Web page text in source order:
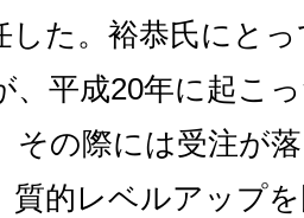
した。裕恭氏にと
、平成20年に起こ
その際には受注が
質的レベルアップ